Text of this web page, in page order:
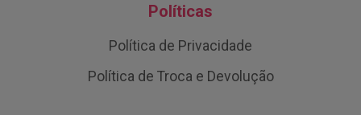
Políticas
Política de Privacidade
Política de Troca e Devolução